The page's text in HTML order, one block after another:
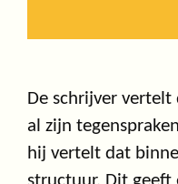
De schrijver
al zijn
hij vertelt dat